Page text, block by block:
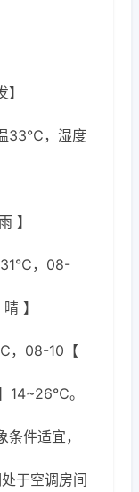
33℃，湿度
】
，08-
】
，08-10【
14~26℃。
件适宜，
于空调房间